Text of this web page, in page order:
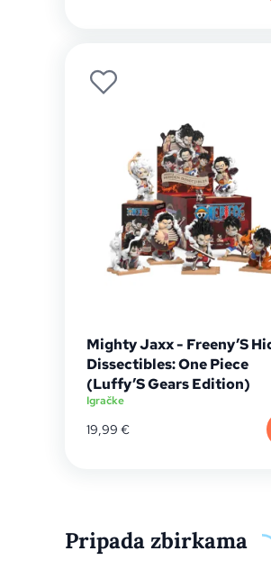
Mighty Jaxx - Freeny’S
Dissectibles: One Piece
(Luffy’S Gears Edition)
Igračke
19,99 €
Pripada zbirkama